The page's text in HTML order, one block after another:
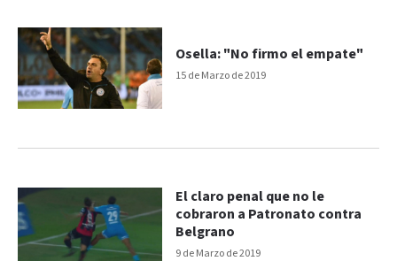
15 de Marzo de 2019
Osella: "No firmo el empate"
9 de Marzo de 2019
El claro penal que no le
cobraron a Patronato contra
Belgrano